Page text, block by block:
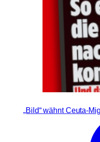
„Bild“ wähnt Ceuta-